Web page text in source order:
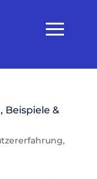
Beispiele &
,